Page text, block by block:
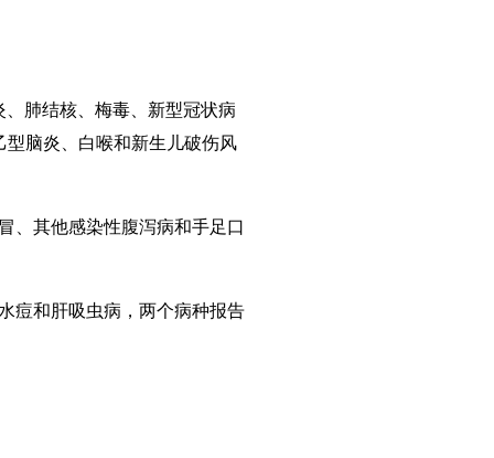
、肺结核、梅毒、新型冠状病
型脑炎、白喉和新生儿破伤风
、其他感染性腹泻病和手足口
痘和肝吸虫病，两个病种报告